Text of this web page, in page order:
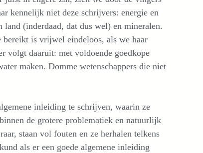
kennelijk niet deze schrijvers: energie en
(inderdaad, dat dus wel) en mineralen.
bereikt is vrijwel eindeloos, als we haar
volgt daaruit: met voldoende goedkope
maken. Domme wetenschappers die niet
inleiding te schrijven, waarin ze
de grotere problematiek en natuurlijk
staan vol fouten en ze herhalen telkens
als er een goede algemene inleiding